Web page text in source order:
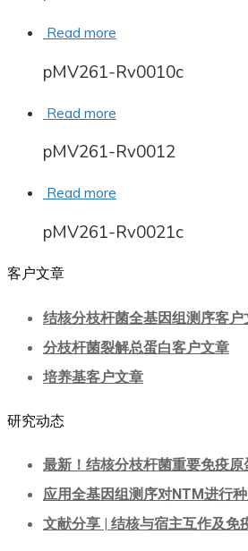
Read more
pMV261-Rv0010c
Read more
pMV261-Rv0012
Read more
pMV261-Rv0021c
客户文章
结核分枝杆菌全基因组测序客户
分枝杆菌裂解总蛋白客户文章
培养基客户文章
研究动态
最新！结核分枝杆菌重要免疫原
应用全基因组测序对NTM进行
文献分享 | 结核与宿主互作及免